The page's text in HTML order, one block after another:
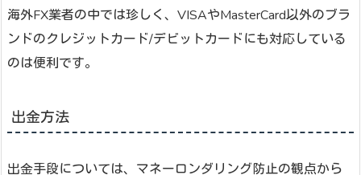
海外FX業者の中では珍しく、VISAやMasterCard以外のブラ
ンドのクレジットカード/デビットカードにも対応している
のは便利です。
出金方法
出金手段については、マネーロンダリング防止の観点から